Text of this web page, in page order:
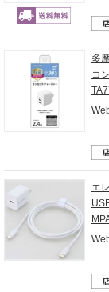
多
コ
エ